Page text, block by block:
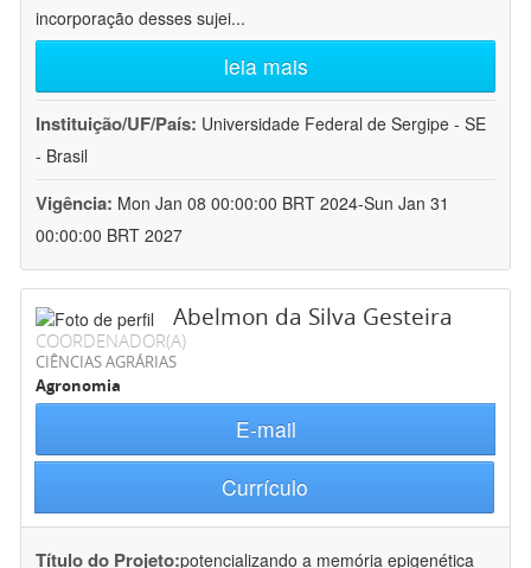
incorporação desses sujei...
leia mais
Instituição/UF/País: Universidade Federal de Sergipe - SE
- Brasil
Vigência: Mon Jan 08 00:00:00 BRT 2024-Sun Jan 31
00:00:00 BRT 2027
Abelmon da Silva Gesteira
COORDENADOR(A)
CIÊNCIAS AGRÁRIAS
Agronomia
E-mail
Currículo
Título do Projeto:potencializando a memória epigenética